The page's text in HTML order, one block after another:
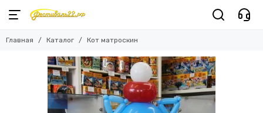
Главная Каталог Кот матроскин